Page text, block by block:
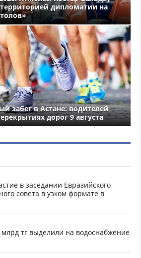
территорией дипломатии на
забег в Астане: водителей
дорог 9 августа
в заседании Евразийского
совета в узком формате в
млрд тг выделили на водоснабжение